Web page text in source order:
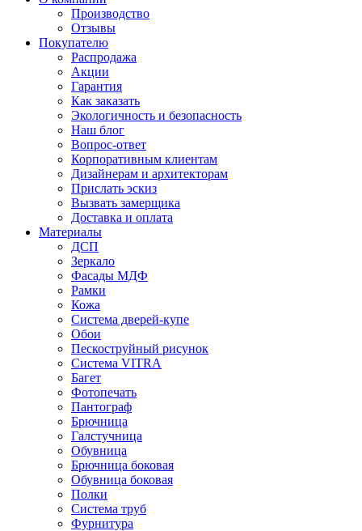
Производство
Отзывы
Покупателю
Распродажа
Акции
Гарантия
Как заказать
Экологичность и безопасность
Наш блог
Вопрос-ответ
Корпоративным клиентам
Дизайнерам и архитекторам
Прислать эскиз
Вызвать замерщика
Доставка и оплата
Материалы
ДСП
Зеркало
Фасады МДФ
Рамки
Кожа
Система дверей-купе
Обои
Пескоструйный рисунок
Система VITRA
Багет
Фотопечать
Пантограф
Брючница
Галстучница
Обувница
Брючница боковая
Обувница боковая
Полки
Система труб
Фурнитура